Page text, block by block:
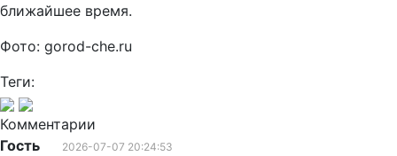
ближайшее время.
Фото: gorod-che.ru
Теги:
Комментарии
Гость
2026-07-07 20:24:53